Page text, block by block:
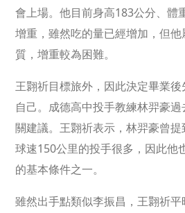
會上場。他目前身高183公分、體
增重，雖然吃的量已經增加，但
質，增重較為困難。
王翾祈目標旅外，因此決定畢業
自己。成德高中投手教練林羿豪
關建議。王翾祈表示，林羿豪曾提
球速150公里的投手很多，因此他
的基本條件之一。
雖然出手點類似李振昌，王翾祈